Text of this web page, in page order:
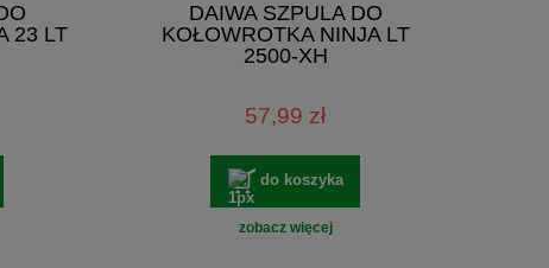
23 LT
DAIWA SZPULA DO
KOŁOWROTKA NINJA LT
2500-XH
57,99 zł
do koszyka
zobacz więcej